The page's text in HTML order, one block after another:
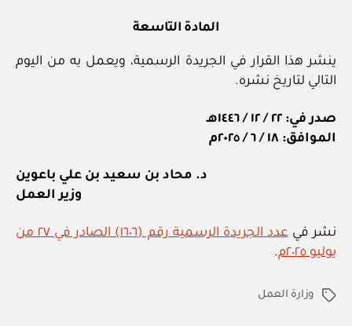
المادة التاسعة
ينشر هذا القرار في الجريدة الرسمية، ويعمل به من اليوم
التالي لتاريخ نشره.
صدر في: ٢٢ / ١٢ / ١٤٤٦هـ
الموافق: ١٨ / ٦ / ٢٠٢٥م
د. محاد بن سعيد بن علي باعوين
وزير العمل
نشر في
عدد الجريدة الرسمية رقم (١٦٠٦) الصادر في ٢٧ من
يوليو ٢٠٢٥م
.
الوسوموزارة العمل